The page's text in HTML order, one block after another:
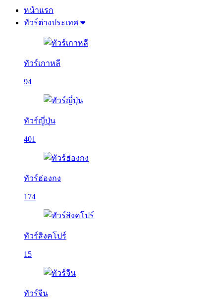
หน้าแรก
ทัวร์ต่างประเทศ
ทัวร์เกาหลี
94
ทัวร์ญี่ปุ่น
401
ทัวร์ฮ่องกง
174
ทัวร์สิงคโปร์
15
ทัวร์จีน